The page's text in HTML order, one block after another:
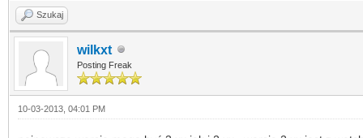
Szukaj
wilkxt
Posting Freak
10-03-2013, 04:01 PM